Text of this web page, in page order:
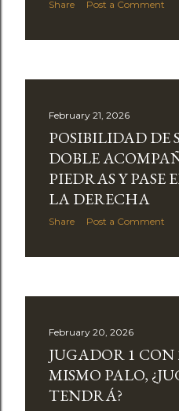
Share Post a Comment
February 21, 2026
POSIBILIDAD DE
DOBLE
PIEDRAS Y PASE
LA DERECHA
Share Post a Comment
February 20, 2026
JUGADOR 1 CON
MISMO PALO,
TENDRÁ?